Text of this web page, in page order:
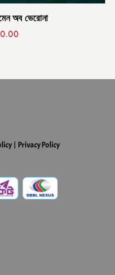
অব ভেরোনা
| Privacy Policy